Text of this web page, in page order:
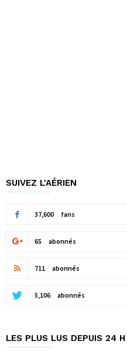
SUIVEZ L'AÉRIEN
37,600 fans
65 abonnés
711 abonnés
5,106 abonnés
LES PLUS LUS DEPUIS 24 H